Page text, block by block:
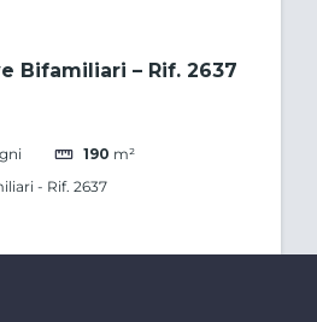
Bifamiliari – Rif. 2637
190 m²
- Rif. 2637